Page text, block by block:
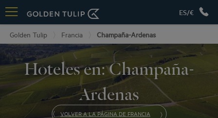
ES/€
Golden Tulip Francia Champaña-Ardenas
Hoteles en: Champaña-
Ardenas
VOLVER A LA PÁGINA DE FRANCIA